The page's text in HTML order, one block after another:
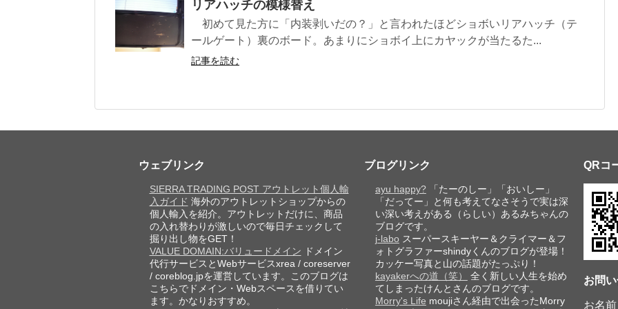
リアハッチの模様替え
初めて見た方に「内装剥いだの？」と言われたほどショボいリアハッチ（テ
ールゲート）裏のボード。あまりにショボイ上にカヤックが当たるた...
記事を読む
ウェブリンク
SIERRA TRADING POST アウトレット個人輸
入ガイド 海外のアウトレットショップからの
個人輸入を紹介。アウトレットだけに、商品
の入れ替わりが激しいので毎日チェックして
掘り出し物をGET！
VALUE DOMAIN:バリュードメイン ドメイン
代行サービスとWebサービスxrea / coreserver
/ coreblog.jpを運営しています。このブログは
こちらでドメイン・Webスペースを借りてい
ます。かなりおすすめ。
ブログリンク
ayu happy?「たーのしー」「おいしー」
「だってー」と何も考えてなさそうで実は深
い深い考えがある（らしい）あるみちゃんの
ブログです。
j-labo スーパースキーヤー＆クライマー＆フ
ォトグラファーshindyくんのブログが登場！
カッケー写真と山の話題がたっぷり！
kayakerへの道（笑）
全く新しい人生を始め
てしまったけんとさんのブログです。
Morry's Life moujiさん経由で出会ったMorry
QRコ
お問
お名前